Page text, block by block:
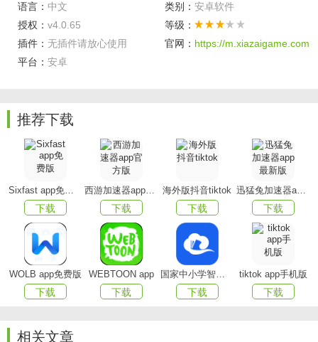
操作简单
订单自动推送 只需点一下 即可接单
工作带劲 多样奖励天天得 福利拿到手软 保证车主收入
客服专业
认真负责有耐心 懂得您的心声 竭力解决您的问题
智能设定
善 保证车主接单顺畅
语言： 中文 类别： 安卓软件
授权： v4.0.65
等级：
插件： 无插件请放心使用 官网： https://m.xiazaigame.com
平台： 安卓
推荐下载
Sixfast app免费版
下载
西游加速器app官方版
下载
海外版抖音tiktok
下载
迅猛兔加速器app最新版
下载
WOLB app免费版
下载
WEBTOON app
下载
国家中小学智慧教育平台app(智慧中小学)
下载
tiktok app手机版
下载
相关文章